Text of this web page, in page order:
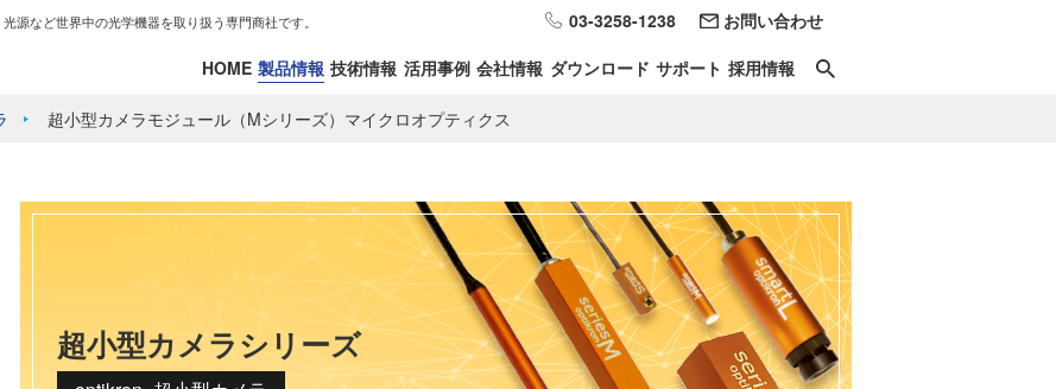
源など世界中の光学機器を取り扱う専門商社です。 03-3258-1238
お問い合わせ
HOME 製品情報 技術情報 活用事例 会社情報 ダウンロード サポート 採用情報
超小型カメラモジュール（Mシリーズ）マイクロオプティクス
超小型カメラシリーズ